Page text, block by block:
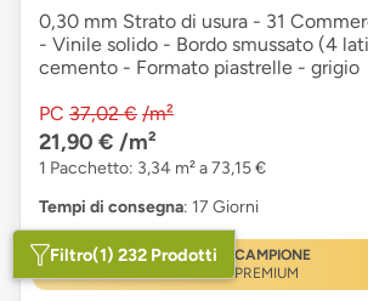
0,30 mm Strato di usura - 31
- Vinile solido - Bordo smussato (4
cemento - Formato piastrelle - grigio
PC 37,02 € /m²
21,90 € /m²
1 Pacchetto: 3,34 m² a 73,15 €
Tempi di consegna: 17 Giorni
CAMPIONE
PREMIUM
Filtro(1) 232 Prodotti